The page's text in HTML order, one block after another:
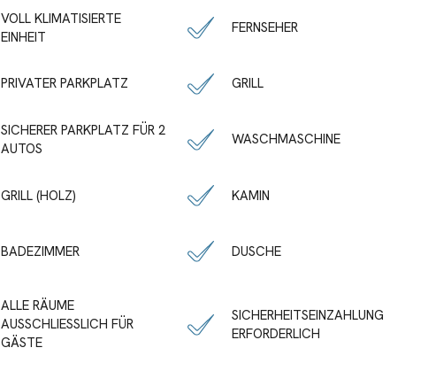
VOLL KLIMATISIERTE
EINHEIT
FERNSEHER
PRIVATER PARKPLATZ GRILL
SICHERER PARKPLATZ FÜR 2
AUTOS
WASCHMASCHINE
GRILL (HOLZ) KAMIN
BADEZIMMER DUSCHE
ALLE RÄUME
AUSSCHLIESSLICH FÜR
GÄSTE
SICHERHEITSEINZAHLUNG
ERFORDERLICH